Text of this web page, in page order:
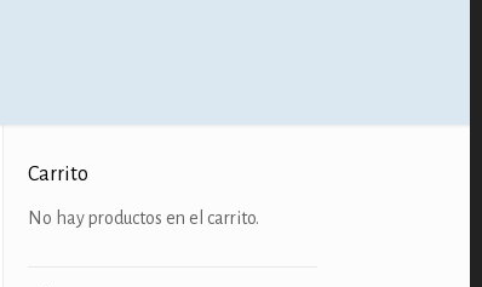
Carrito
No hay productos en el carrito.